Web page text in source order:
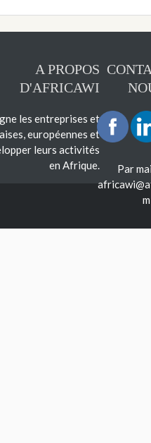
A PROPOS
D'AFRICAWI
les entreprises et
européennes et
leurs activités
en Afrique.
Par
m